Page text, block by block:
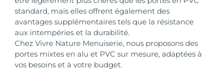
standard, mais elles offrent également des
avantages supplémentaires tels que la résistance
aux intempéries et la durabilité.
Chez Vivre Nature Menuiserie, nous proposons des
portes mixtes en alu et PVC sur mesure, adaptées à
vos besoins et à votre budget.